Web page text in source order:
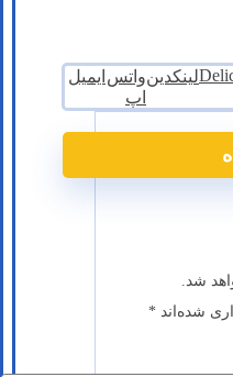
لینکدینواتس
اپ
ایمیل
شد.
شده‌اند *